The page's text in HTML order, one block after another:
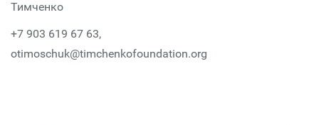
Тимченко
+7 903 619 67 63,
otimoschuk@timchenkofoundation.org